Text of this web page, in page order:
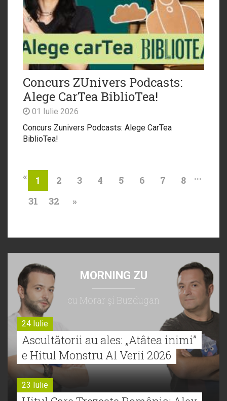
Concurs ZUnivers Podcasts:
Alege CarTea BiblioTea!
01 Iulie 2026
Concurs Zunivers Podcasts: Alege CarTea
BiblioTea!
« 1 2 3 4 5 6 7 8 ...
31 32 »
MORNING ZU
cu Morar şi Buzdugan
24 Iulie
Ascultătorii au ales: „Atâtea inimi”
e Hitul Monstru Al Verii 2026
23 Iulie